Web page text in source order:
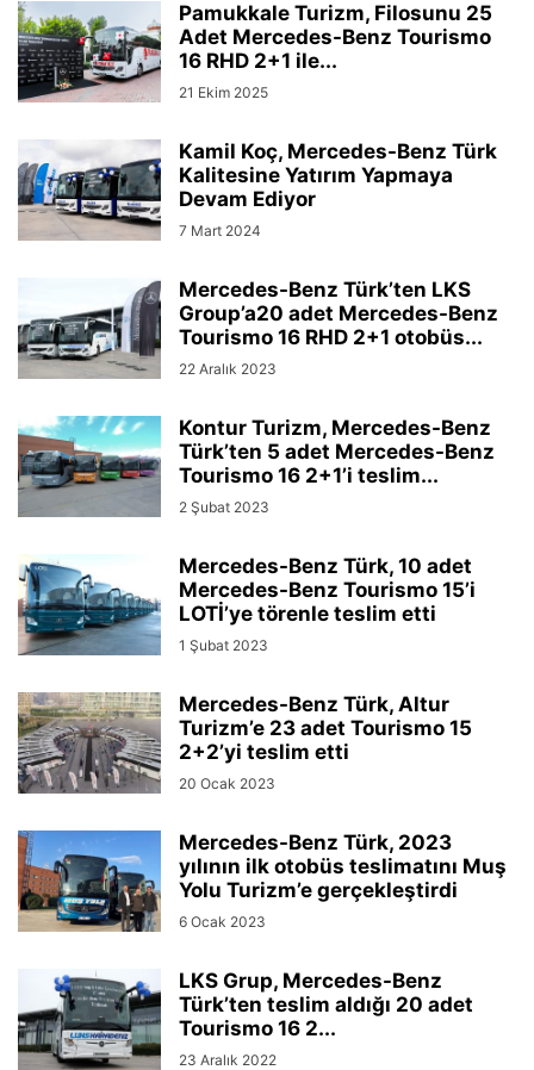
Pamukkale Turizm, Filosunu 25
Adet Mercedes-Benz Tourismo
16 RHD 2+1 ile...
21 Ekim 2025
Kamil Koç, Mercedes-Benz Türk
Kalitesine Yatırım Yapmaya
Devam Ediyor
7 Mart 2024
Mercedes-Benz Türk’ten LKS
Group’a20 adet Mercedes-Benz
Tourismo 16 RHD 2+1 otobüs...
22 Aralık 2023
Kontur Turizm, Mercedes-Benz
Türk’ten 5 adet Mercedes-Benz
Tourismo 16 2+1’i teslim...
2 Şubat 2023
Mercedes-Benz Türk, 10 adet
Mercedes-Benz Tourismo 15’i
LOTİ’ye törenle teslim etti
1 Şubat 2023
Mercedes-Benz Türk, Altur
Turizm’e 23 adet Tourismo 15
2+2’yi teslim etti
20 Ocak 2023
Mercedes-Benz Türk, 2023
yılının ilk otobüs teslimatını Muş
Yolu Turizm’e gerçekleştirdi
6 Ocak 2023
LKS Grup, Mercedes-Benz
Türk’ten teslim aldığı 20 adet
Tourismo 16 2...
23 Aralık 2022